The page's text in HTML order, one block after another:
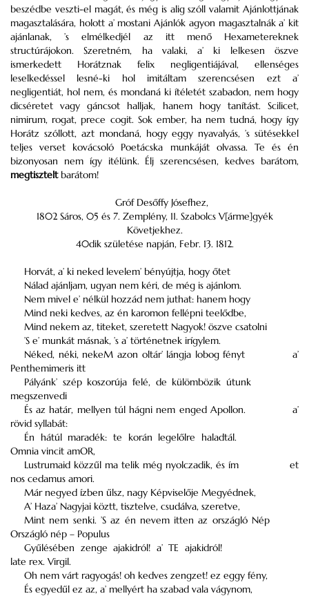
beszédbe veszti-el magát, és még is alig szóll valamit Ajánlottjának
magasztalására, holott a’ mostani Ajánlók agyon magasztalnák a’ kit
ajánlanak, ’s elmélkedjél az itt menő Hexametereknek
structúrájokon. Szeretném, ha valaki, a’ ki lelkesen öszve
ismerkedett Horátznak felix negligentiájával, ellenséges
leselkedéssel lesné-ki hol imitáltam szerencsésen ezt a’
negligentiát, hol nem, és mondaná ki ítéletét szabadon, nem hogy
dicséretet vagy gáncsot halljak, hanem hogy tanítást. Scilicet,
nimirum, rogat, prece cogit. Sok ember, ha nem tudná, hogy így
Horátz szóllott, azt mondaná, hogy eggy nyavalyás, ’s sütésekkel
teljes verset kovácsoló Poetácska munkáját olvassa. Te és én
bizonyosan nem így itélünk. Élj szerencsésen, kedves barátom,
megtiszteltbarátom!
Gróf Desőffy Jósefhez,
1802 Sáros, 05 és 7. Zemplény, 11. Szabolcs V[árme]gyék
Követjekhez.
40dik születése napján, Febr. 13. 1812.
Horvát, a’ ki neked levelem’ bényújtja, hogy őtet
Nálad ajánljam, ugyan nem kéri, de még is ajánlom.
Nem mivel e’ nélkül hozzád nem juthat: hanem hogy
Mind neki kedves, az én karomon fellépni teelődbe,
Mind nekem az, titeket, szeretett Nagyok! öszve csatolni
’S e’ munkát másnak, ’s a’ történetnek irígylem.
Néked, néki, nekeM azon oltár’ lángja lobog fényt
a’
Penthemimeris itt
Pályánk’ szép koszorúja felé, de külömbözik útunk
megszenvedi
És az határ, mellyen túl hágni nem enged Apollon.
a’
rövid syllabát:
Én hátúl maradék: te korán legelőlre haladtál.
Omnia vincit amOR,
Lustrumaid közzűl ma telik még nyolczadik, és ím
et
nos cedamus amori.
Már negyed ízben űlsz, nagy Képviselője Megyédnek,
A’ Haza’ Nagyjai köztt, tisztelve, csudálva, szeretve,
Mint nem senki. ’S az én nevem itten az országló Nép
Országló nép – Populus
Gyűlésében zenge ajakidról! a’ TE ajakidról!
late rex. Virgil.
Oh nem várt ragyogás! oh kedves zengzet! ez eggy fény,
És egyedűl ez az, a’ mellyért ha szabad vala vágynom,